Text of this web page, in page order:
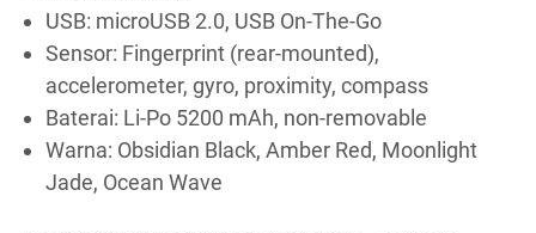
USB: microUSB 2.0, USB On-The-Go
Sensor: Fingerprint (rear-mounted),
accelerometer, gyro, proximity, compass
Baterai: Li-Po 5200 mAh, non-removable
Warna: Obsidian Black, Amber Red, Moonlight
Jade, Ocean Wave